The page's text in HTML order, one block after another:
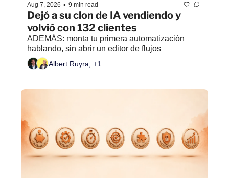
Aug 7, 2026 • 9 min read
Dejó a su clon de IA vendiendo y
volvió con 132 clientes
ADEMÁS: monta tu primera automatización
hablando, sin abrir un editor de flujos
Albert Ruyra, +1